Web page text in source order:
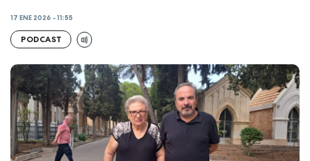
17 ENE 2026 - 11:55
PODCAST